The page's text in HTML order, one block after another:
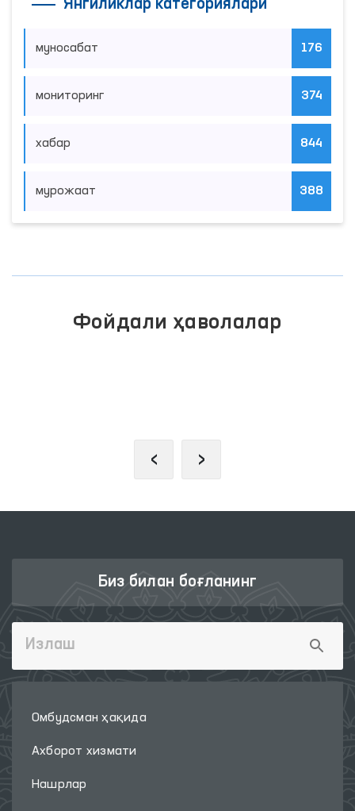
Янгиликлар категориялари
муносабат 176
мониторинг 374
хабар 844
мурожаат 388
Фойдали ҳаволалар
‹ ›
Биз билан боғланинг
Омбудсман ҳақида
Ахборот хизмати
Нашрлар